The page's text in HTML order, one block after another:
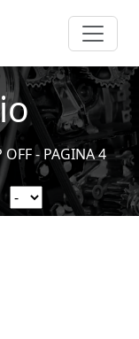
OFF - PAGINA 4